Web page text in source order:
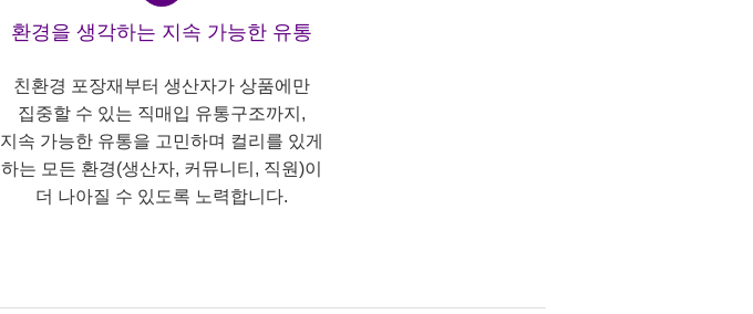
환경을 생각하는 지속 가능한 유통
친환경 포장재부터 생산자가 상품에만
집중할 수 있는 직매입 유통구조까지,
지속 가능한 유통을 고민하며 컬리를 있게
하는 모든 환경(생산자, 커뮤니티, 직원)이
더 나아질 수 있도록 노력합니다.